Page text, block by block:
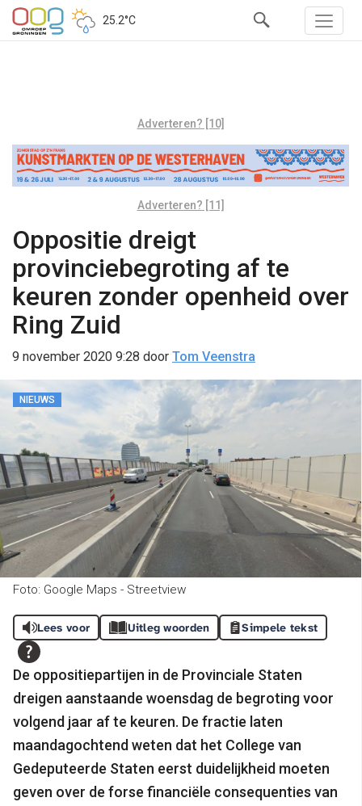
25.2°C
Adverteren? [10]
Adverteren? [11]
Oppositie dreigt
provinciebegroting af te
keuren zonder openheid over
Ring Zuid
9 november 2020 9:28 door Tom Veenstra
NIEUWS
Foto: Google Maps - Streetview
Lees voor Uitleg woorden Simpele tekst
De oppositiepartijen in de Provinciale Staten
dreigen aanstaande woensdag de begroting voor
volgend jaar af te keuren. De fractie laten
maandagochtend weten dat het College van
Gedeputeerde Staten eerst duidelijkheid moeten
geven over de forse financiële consequenties van